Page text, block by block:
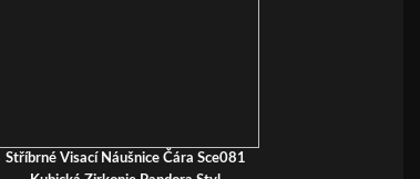
Stříbrné Visací Náušnice Čára Sce081